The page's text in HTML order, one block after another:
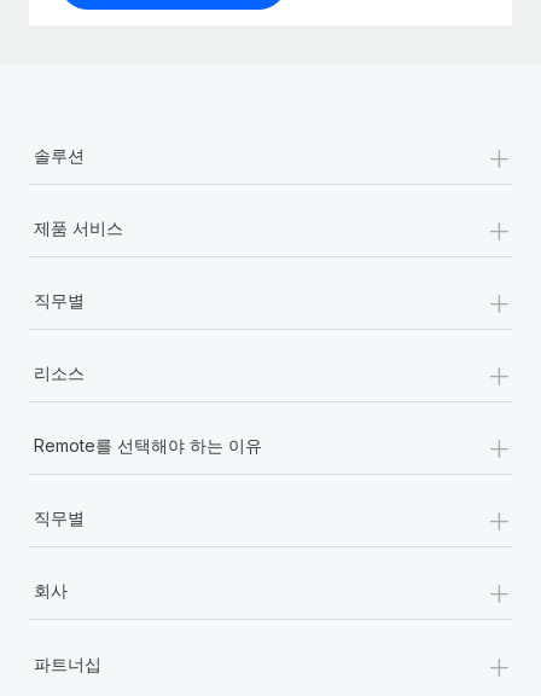
솔루션 +
제품 서비스 +
직무별 +
리소스 +
Remote를 선택해야 하는 이유 +
직무별 +
회사 +
파트너십 +